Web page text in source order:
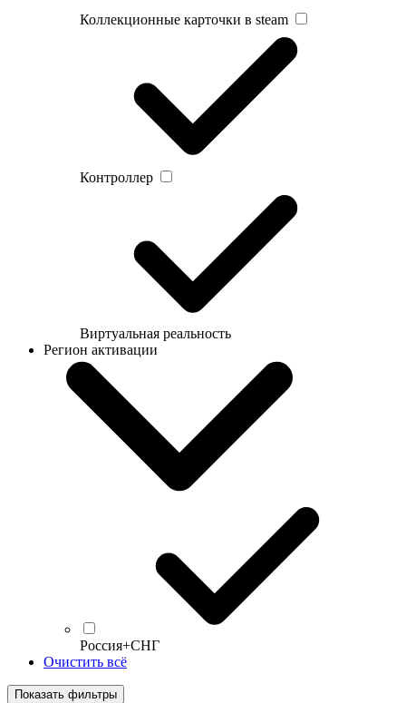
Коллекционные карточки в steam
Контроллер
Виртуальная реальность
Регион активации
Россия+СНГ
Очистить всё
Показать фильтры